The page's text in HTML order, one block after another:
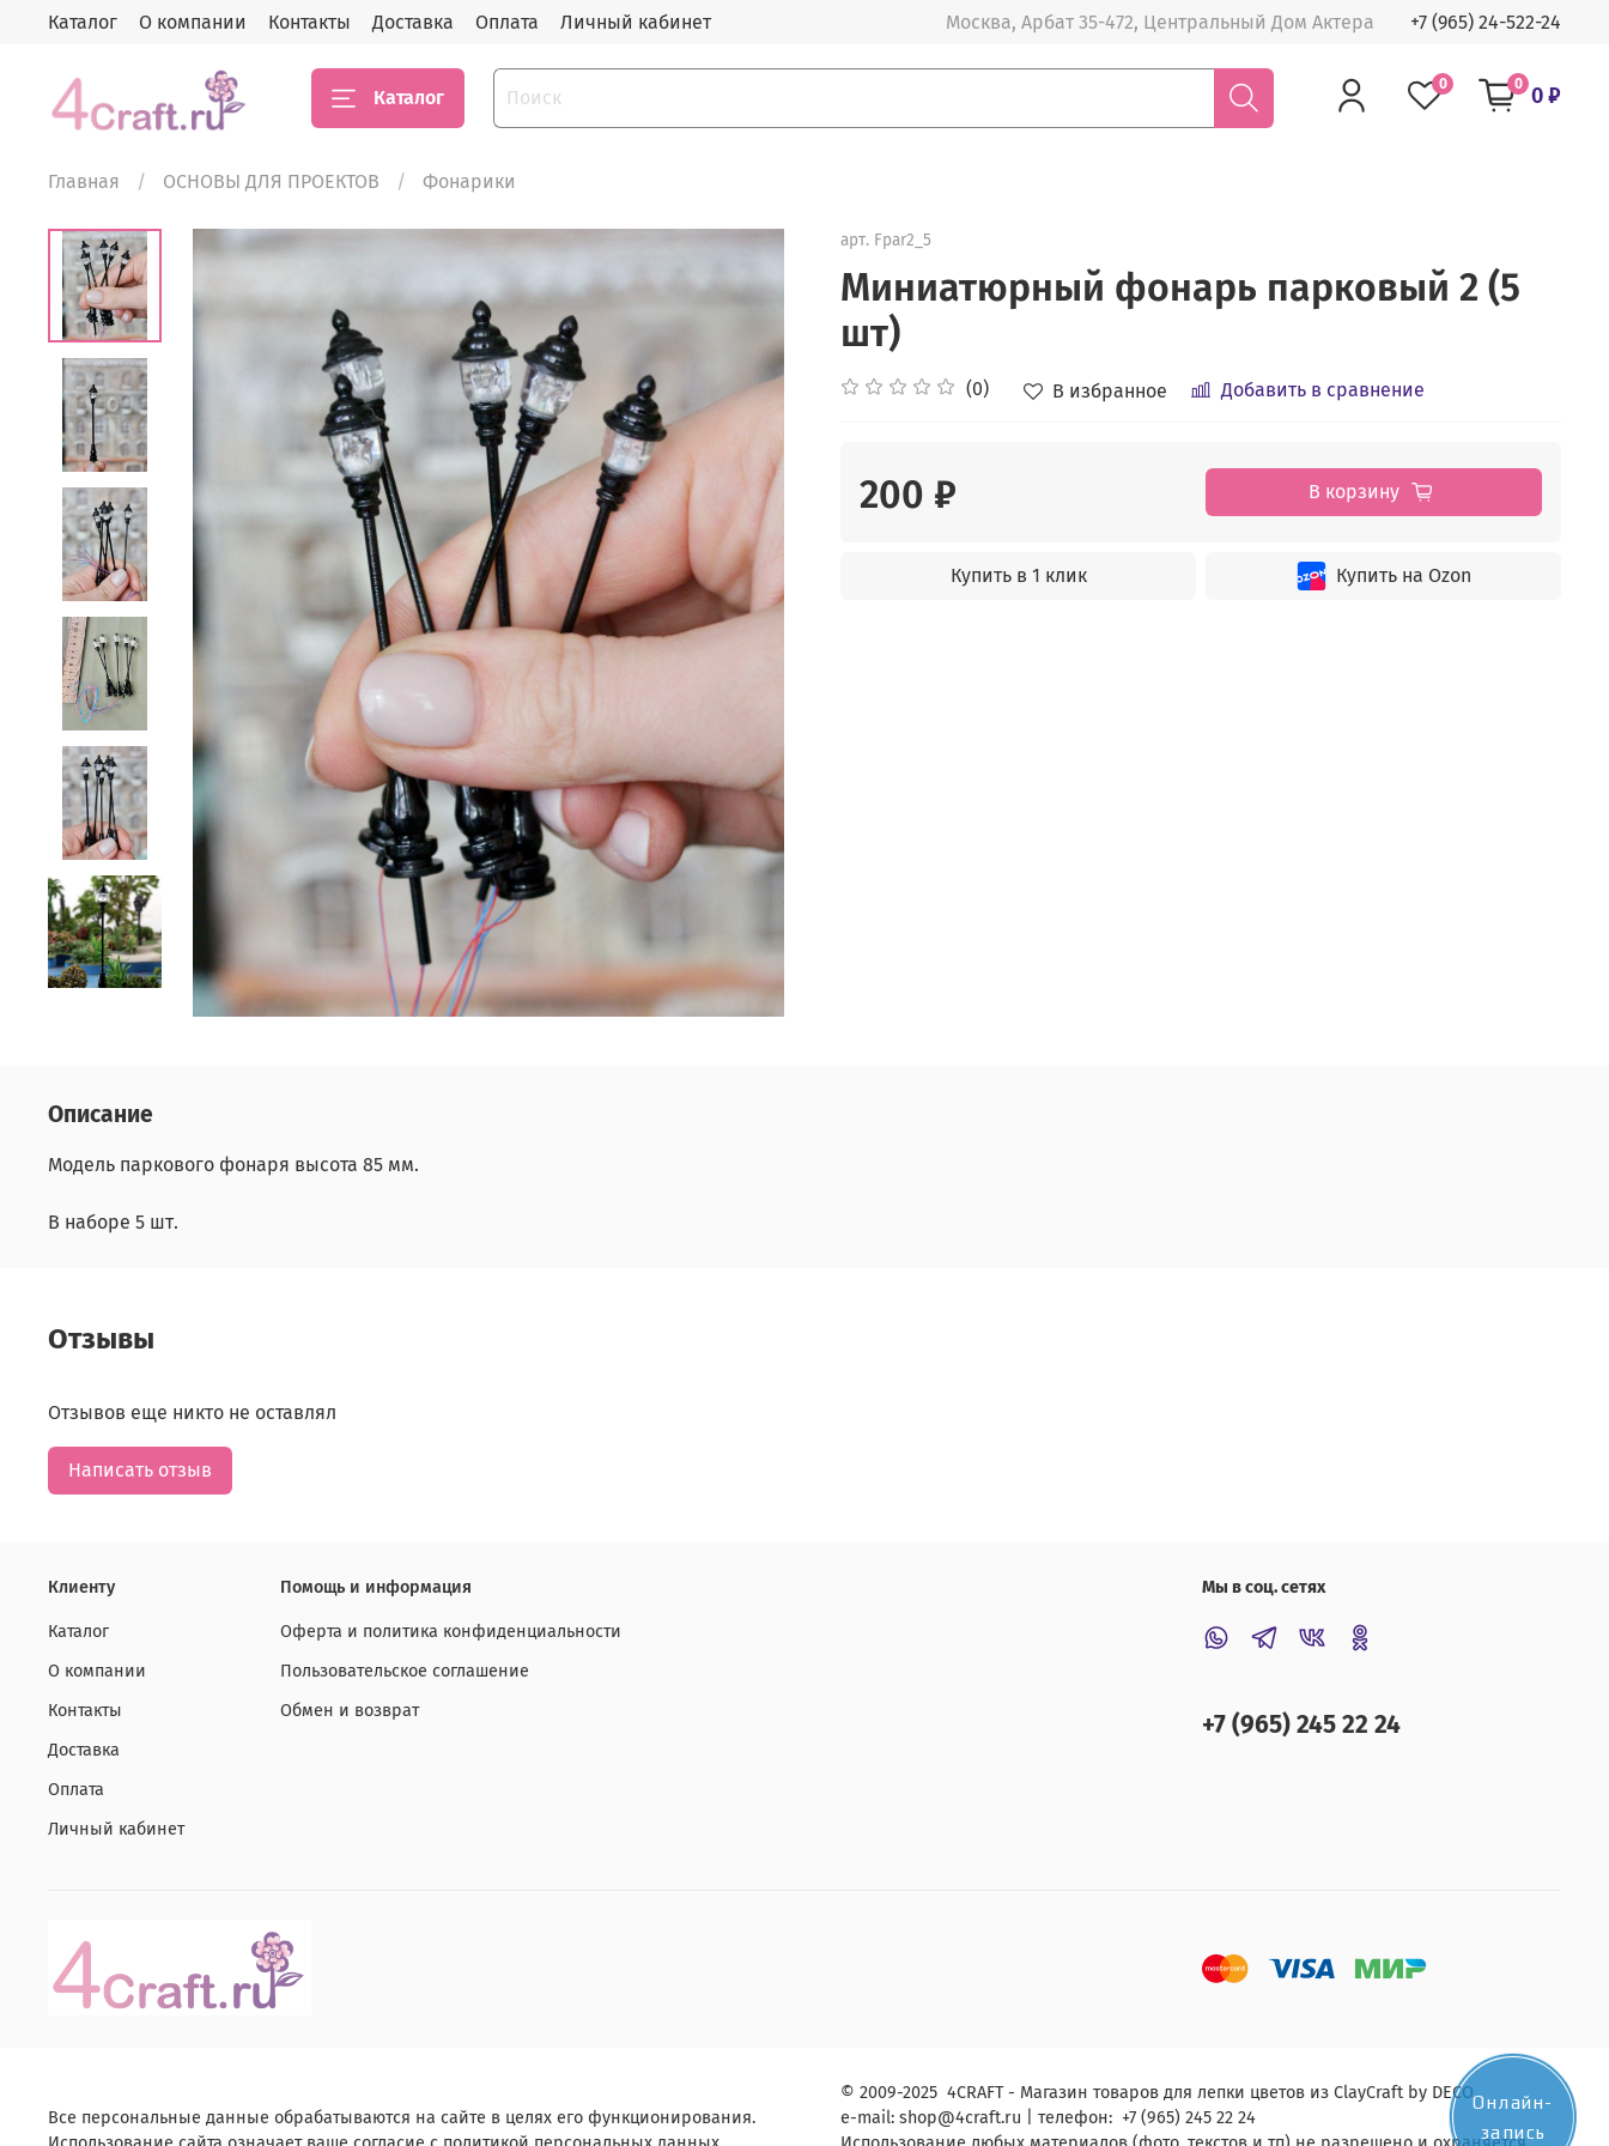
Каталог О компании Контакты Доставка Оплата Личный кабинет Москва, Арбат 35-472, Центральный Дом Актера +7 (965) 24-522-24
Каталог
0 0 0 ₽
Главная ОСНОВЫ ДЛЯ ПРОЕКТОВ Фонарики
арт. Fpar2_5
Миниатюрный фонарь парковый 2 (5
шт)
(0) В избранное Добавить в сравнение
200 ₽ В корзину
Купить в 1 клик Купить на Ozon
Описание
Модель паркового фонаря высота 85 мм.
В наборе 5 шт.
Отзывы
Отзывов еще никто не оставлял
Написать отзыв
Клиенту
Каталог
О компании
Контакты
Доставка
Оплата
Личный кабинет
Помощь и информация
Оферта и политика конфиденциальности
Пользовательское соглашение
Обмен и возврат
Мы в соц. сетях
+7 (965) 245 22 24
Все персональные данные обрабатываются на сайте в целях его функционирования.
© 2009-2025 4CRAFT - Магазин товаров для лепки цветов из ClayCraft by DECO.
e-mail: shop@4craft.ru | телефон: +7 (965) 245 22 24
Онлайн-
запись